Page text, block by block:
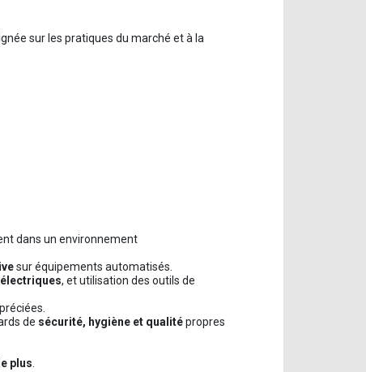
sur les pratiques du marché et à la
dans un environnement
sur équipements automatisés.
, et utilisation des outils de
de sécurité, hygiène et qualitépropres
plus